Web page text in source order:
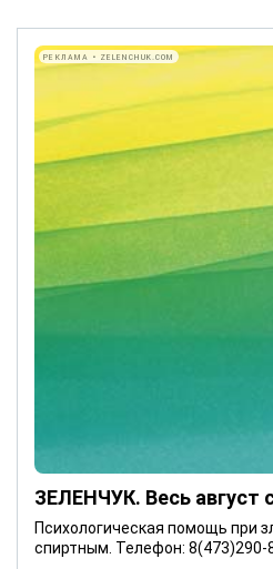
ЗЕЛЕНЧУК. Весь август
Психологическая помощь при
спиртным. Телефон: 8(473)290-
РЕКЛАМА • ZELENCHUK.COM